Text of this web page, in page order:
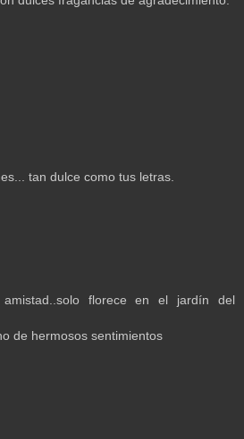
tan dulce como tus letras.
florece en el jardín del
de hermosos sentimientos